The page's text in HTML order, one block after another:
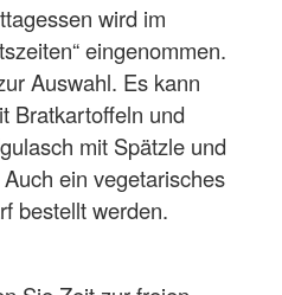
wird im
eingenommen.
Auswahl. Es kann
Bratkartoffeln und
mit Spätzle und
ein vegetarisches
bestellt werden.